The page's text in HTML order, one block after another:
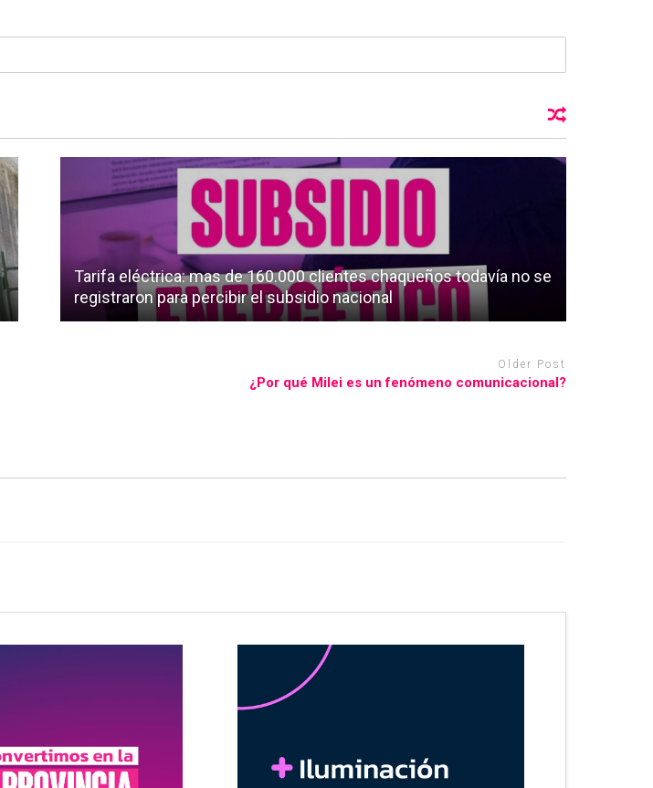
Tarifa eléctrica: mas de 160.000 clientes chaqueños todavía no se
registraron para percibir el subsidio nacional
Older Post
¿Por qué Milei es un fenómeno comunicacional?